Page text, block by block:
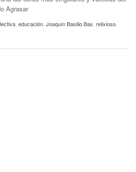
Agrasar
educación Joaquín Basilio Bas relixioso